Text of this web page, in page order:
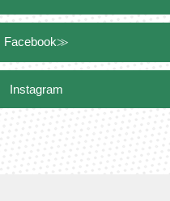
Facebook≫
Instagram